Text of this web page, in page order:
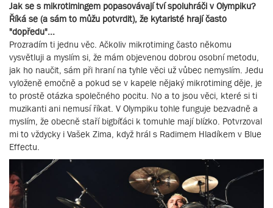
Jak se s mikrotimingem popasovávají tví spoluhráči v Olympiku?
Říká se (a sám to můžu potvrdit), že kytaristé hrají často
"dopředu"...
Prozradím ti jednu věc. Ačkoliv mikrotiming často někomu
vysvětluji a myslím si, že mám objevenou dobrou osobní metodu,
jak ho naučit, sám při hraní na tyhle věci už vůbec nemyslím. Jedu
vyloženě emočně a pokud se v kapele nějaký mikrotiming děje, je
to prostě otázka společného pocitu. No a to jsou věci, které si ti
muzikanti ani nemusí říkat. V Olympiku tohle funguje bezvadně a
myslím, že obecně staří bigbíťáci k tomuhle mají blízko. Potvrzoval
mi to vždycky i Vašek Zima, když hrál s Radimem Hladíkem v Blue
Effectu.